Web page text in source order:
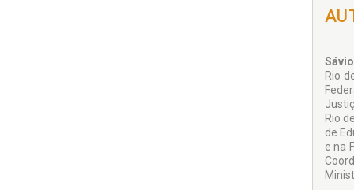
Rio
Rio
de
e na